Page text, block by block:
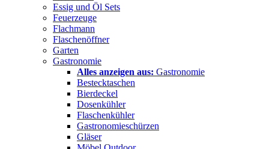
Essig und Öl Sets
Feuerzeuge
Flachmann
Flaschenöffner
Garten
Gastronomie
Alles anzeigen aus: Gastronomie
Bestecktaschen
Bierdeckel
Dosenkühler
Flaschenkühler
Gastronomieschürzen
Gläser